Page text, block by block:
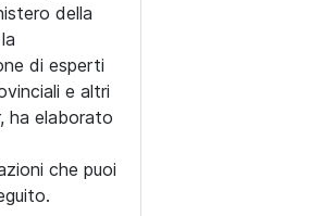
della
di esperti
e altri
ha elaborato
che puoi